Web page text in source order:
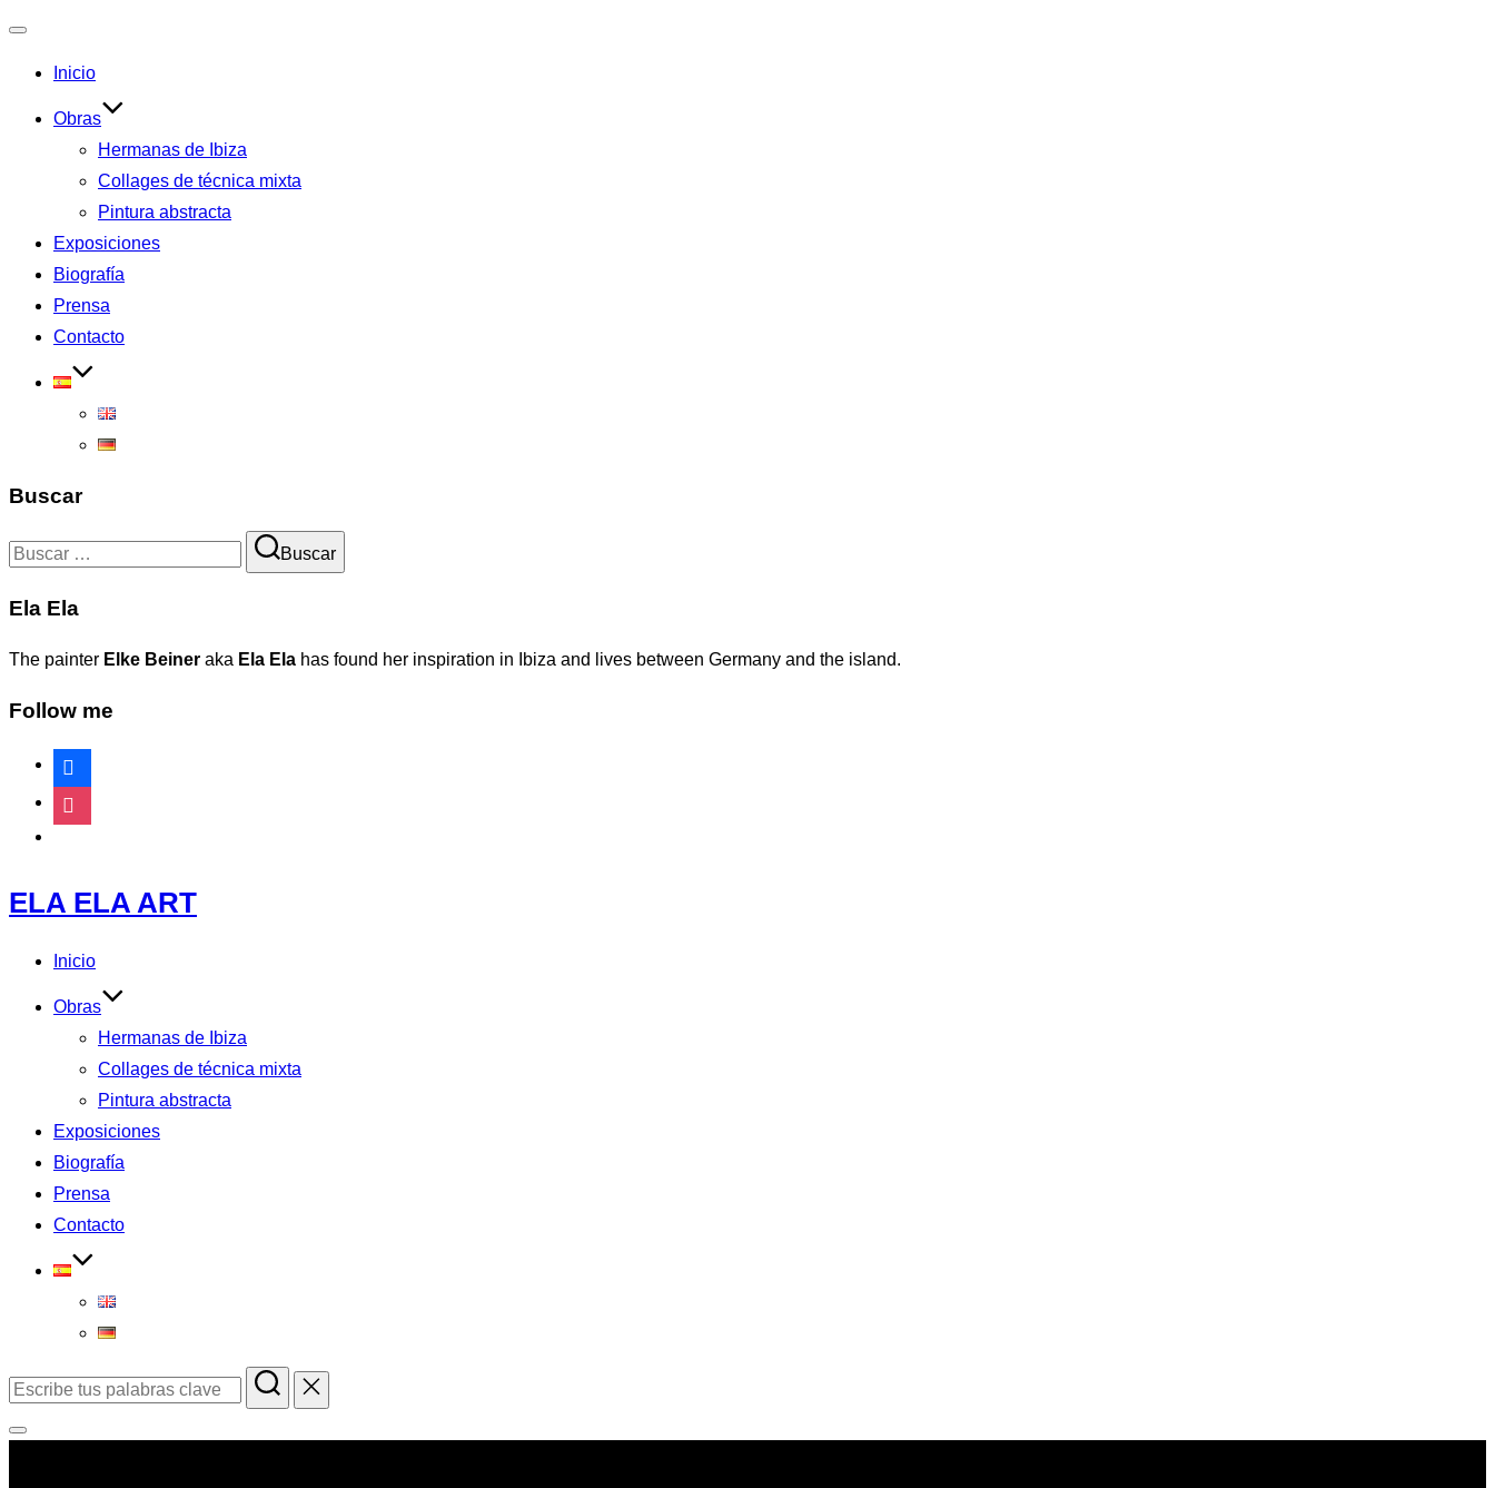
navegación
Inicio
Obras
Hermanas de Ibiza
Collages de técnica mixta
Pintura abstracta
Exposiciones
Biografía
Prensa
Contacto
Buscar
Buscar: Buscar
Ela Ela
The painter Elke Beiner aka Ela Ela has found her inspiration in Ibiza and lives between Germany and the island.
Follow me
facebook
instagram
Saltar
al
contenido
ELA ELA ART
Inicio
Obras
Hermanas de Ibiza
Collages de técnica mixta
Pintura abstracta
Exposiciones
Biografía
Prensa
Contacto
Buscar:
Alternar